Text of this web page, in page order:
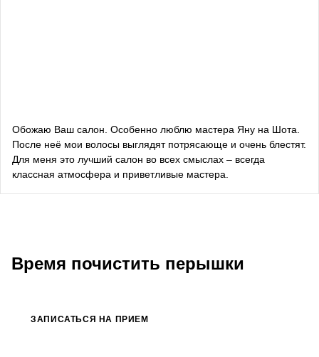
Bazhana
songwriter
Обожаю Ваш салон. Особенно люблю мастера Яну на Шота.
После неё мои волосы выглядят потрясающе и очень блестят.
Для меня это лучший салон во всех смыслах – всегда
классная атмосфера и приветливые мастера.
Время почистить перышки
ЗАПИСАТЬСЯ НА ПРИЕМ